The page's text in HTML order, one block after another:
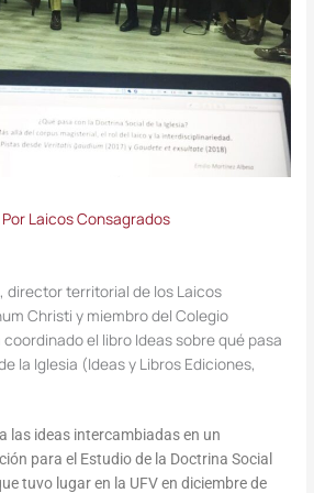
Laicos Consagrados
director territorial de los Laicos
Christi y miembro del Colegio
el libro Ideas sobre qué pasa
la Iglesia (Ideas y Libros Ediciones,
las ideas intercambiadas en un
para el Estudio de la Doctrina Social
tuvo lugar en la UFV en diciembre de